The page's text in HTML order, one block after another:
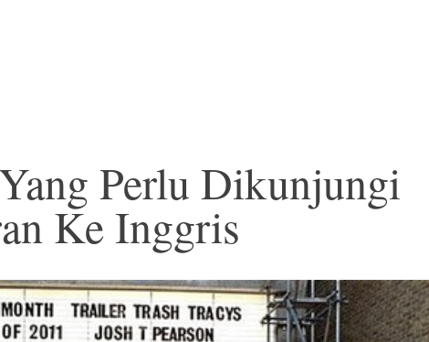
Perlu Dikunjungi
Ke Inggris